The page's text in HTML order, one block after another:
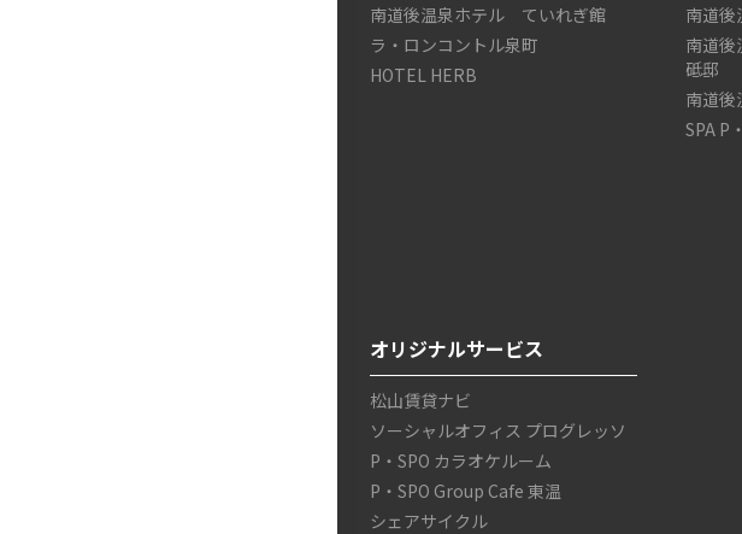
南道後温泉ホテル ていれぎ館
ラ・ロンコントル泉町
HOTEL HERB
南道
南道
砥邸
南道
SPA P
オリジナルサービス
松山賃貸ナビ
ソーシャルオフィス プログレッソ
P・SPO カラオケルーム
P・SPO Group Cafe 東温
シェアサイクル